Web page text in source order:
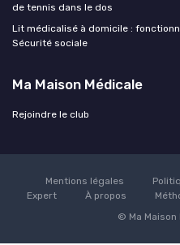
de tennis dans le dos
Lit médicalisé à domicile :
Sécurité sociale
Ma Maison Médicale
Rejoindre le club
Mentions légales
Expert
À propos
© Ma Maison